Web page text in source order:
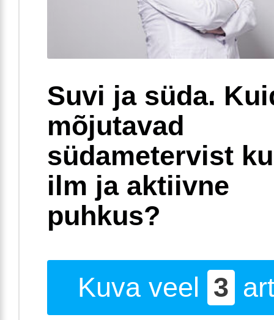
Suvi ja süda.
mõjutavad
südametervist
ilm ja aktiivne
puhkus?
Kuva veel 3